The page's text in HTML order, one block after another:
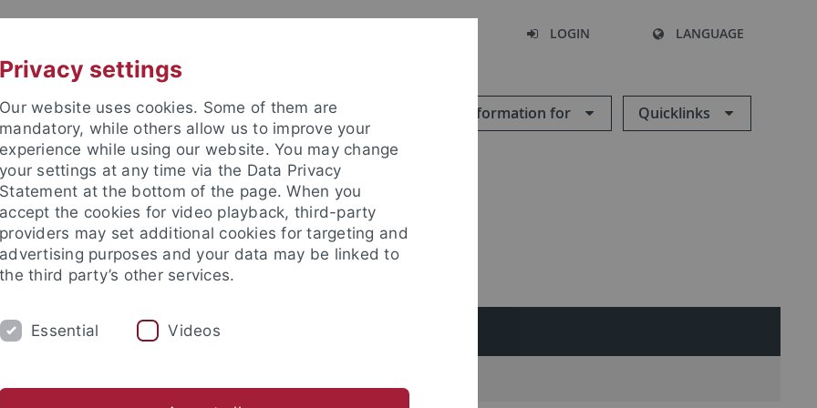
LOGIN LANGUAGE
Information for Quicklinks
III
VERANSTALTUNGEN
Privacy settings
Our website uses cookies. Some of them are
mandatory, while others allow us to improve your
experience while using our website. You may change
your settings at any time via the Data Privacy
Statement at the bottom of the page. When you
accept the cookies for video playback, third-party
providers may set additional cookies for targeting and
advertising purposes and your data may be linked to
the third party’s other services.
Essential Videos